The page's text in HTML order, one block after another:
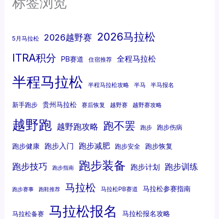
5月马拉松 2026越野赛 2026马拉松
ITRA积分 PB赛道 住宿推荐 全程马拉松
半程马拉松 半程马拉松攻略 半马 半马报名
新手跑步 贵州马拉松 赛后恢复 越野赛 越野赛攻略
越野跑 越野跑攻略 跑不罢 跑步 跑步伤病
跑步健康 跑步入门 跑步减肥 跑步安全 跑步恢复
跑步技巧 跑步指南 跑步装备 跑步计划 跑步训练
跑步赛事 跑鞋推荐 马拉松 马拉松PB赛道 马拉松参赛指南
马拉松备赛 马拉松报名 马拉松报名攻略